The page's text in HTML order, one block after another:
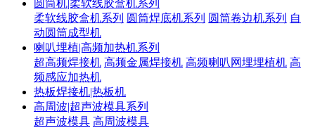
圆筒机|柔软线胶盒机系列
柔软线胶盒机系列 圆筒焊底机系列 圆筒卷边机系列 自
动圆筒成型机
喇叭埋植|高频加热机系列
超高频焊接机 高频金属焊接机 高频喇叭网埋埋植机 高
频感应加热机
热板焊接机|热板机
高周波|超声波模具系列
超声波模具 高周波模具